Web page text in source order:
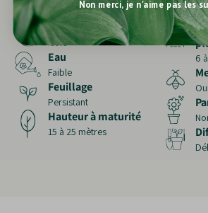
Bien drainé
Usage
Isolé
Eau
Faible
Feuillage
Persistant
Hauteur à maturité
15 à 25 mètres
6
Oui
Non merci, je n'aime pas les